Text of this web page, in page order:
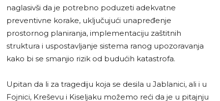
naglasivši da je potrebno poduzeti adekvatne
preventivne korake, uključujući unapređenje
prostornog planiranja, implementaciju zaštitnih
struktura i uspostavljanje sistema ranog upozoravanja
kako bi se smanjio rizik od budućih katastrofa.
Upitan da li za tragediju koja se desila u Jablanici, ali i u
Fojnici, Kreševu i Kiseljaku možemo reći da je u pitajnju